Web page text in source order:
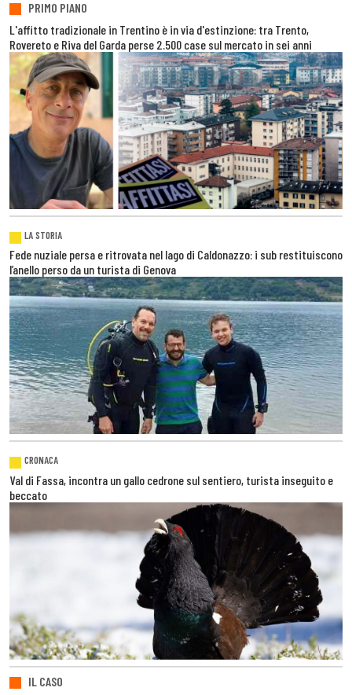
PRIMO PIANO
L'affitto tradizionale in Trentino è in via d'estinzione: tra Trento,
Rovereto e Riva del Garda perse 2.500 case sul mercato in sei anni
LA STORIA
Fede nuziale persa e ritrovata nel lago di Caldonazzo: i sub restituiscono
l’anello perso da un turista di Genova
CRONACA
Val di Fassa, incontra un gallo cedrone sul sentiero, turista inseguito e
beccato
IL CASO